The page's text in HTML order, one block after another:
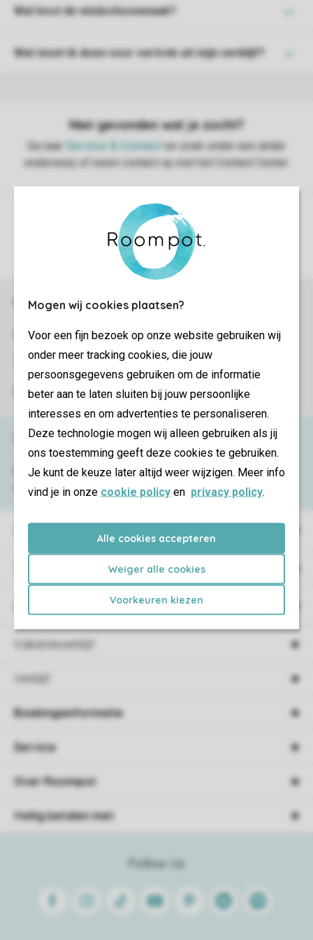
Mogen wij cookies plaatsen?
Voor een fijn bezoek op onze website gebruiken wij
onder meer tracking cookies, die jouw
persoonsgegevens gebruiken om de informatie
beter aan te laten sluiten bij jouw persoonlijke
interesses en om advertenties te personaliseren.
Deze technologie mogen wij alleen gebruiken als jij
ons toestemming geeft deze cookies te gebruiken.
Je kunt de keuze later altijd weer wijzigen. Meer info
vind je in onze cookie policy en privacy policy.
Alle cookies accepteren
Weiger alle cookies
Voorkeuren kiezen
Wat kost de eindschoonmaak?
Wat moet ik doen voor vertrek uit mijn verblijf?
Controle over jouw gegevens & privacy
Instellingen wijzigen
Veilig en snel online boeken
SSL certificaat
Veilige gegevensoverdracht
Veilige betaling
Vakantieverblijf
Verblijf
Service & contact
Bekijk deveelgestelde vragenof neem
contact op met het Contact Center
Follow Us
FacebookInstagram
Tiktok Youtube PinterestLinkedinSpotify
Boekingsinformatie
Service
Over Roompot
Veilig betalen met